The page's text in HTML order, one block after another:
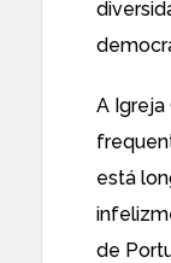
A Igreja
está
de